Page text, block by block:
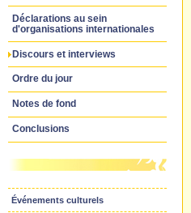
Déclarations au sein
d'organisations internationales
Discours et interviews
Ordre du jour
Notes de fond
Conclusions
Événements culturels